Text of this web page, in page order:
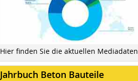
Hier finden Sie die aktuellen Mediadaten
Jahrbuch Beton Bauteile